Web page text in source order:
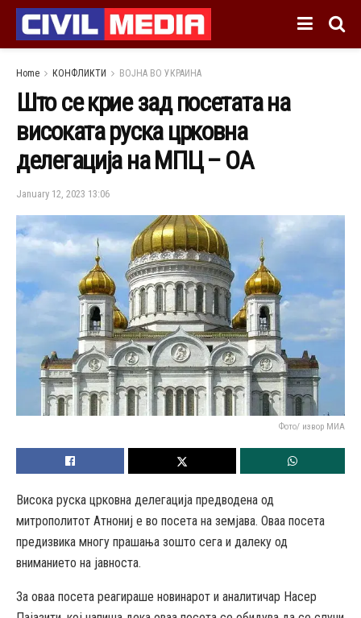
Home КОНФЛИКТИ ВОЈНА ВО УКРАИНА
Што се крие зад посетата на
високата руска црковна
делегација на МПЦ – ОА
January 12, 2023 13:06
Фото/ извор МИА
Висока руска црковна делегација предводена од
митрополитот Атнониј е во посета на земјава. Оваа посета
предизвика многу прашања зошто сега и далеку од
вниманието на јавноста.
За оваа посета реагираше новинарот и аналитичар Насер